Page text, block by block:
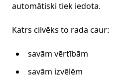
automātiski tiek iedota.
Katrs cilvēks to rada caur:
savām vērtībām
savām izvēlēm